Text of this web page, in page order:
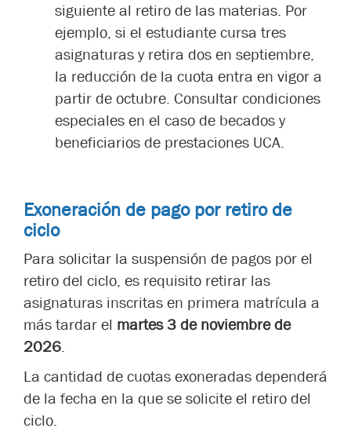
siguiente al retiro de las materias. Por
ejemplo, si el estudiante cursa tres
asignaturas y retira dos en septiembre,
la reducción de la cuota entra en vigor a
partir de octubre. Consultar condiciones
especiales en el caso de becados y
beneficiarios de prestaciones UCA.
Exoneración de pago por retiro de
ciclo
Para solicitar la suspensión de pagos por el
retiro del ciclo, es requisito retirar las
asignaturas inscritas en primera matrícula a
más tardar el martes 3 de noviembre de
2026.
La cantidad de cuotas exoneradas dependerá
de la fecha en la que se solicite el retiro del
ciclo.